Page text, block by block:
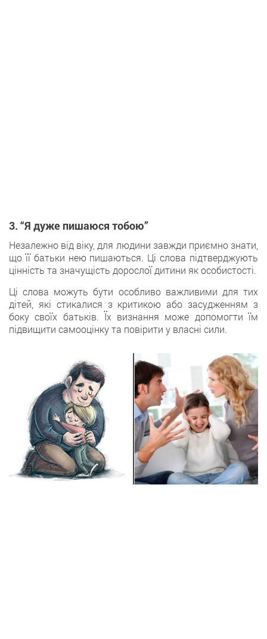
3. “Я дуже пишаюся тобою”
Незалежно від віку, для людини завжди приємно знати,
що її батьки нею пишаються. Ці слова підтверджують
цінність та значущість дорослої дитини як особистості.
Ці слова можуть бути особливо важливими для тих
дітей, які стикалися з критикою або засудженням з
боку своїх батьків. Їх визнання може допомогти їм
підвищити самооцінку та повірити у власні сили.